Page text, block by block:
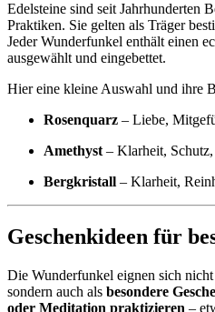
Edelsteine sind seit Jahrhunderten
Praktiken. Sie gelten als Träger
Jeder Wunderfunkel enthält einen
ausgewählt und eingebettet.
Hier eine kleine Auswahl und ihre
Rosenquarz – Liebe,
Amethyst – Klarheit,
Bergkristall – Klarheit,
Geschenkideen für
Die Wunderfunkel eignen sich
sondern auch als besondere
oder Meditation praktizieren –